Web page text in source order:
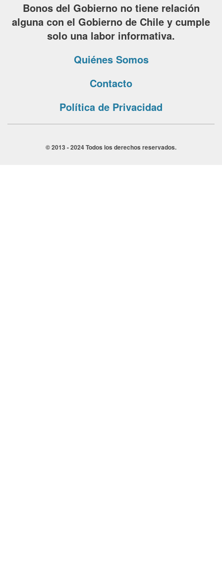
Bonos del Gobierno no tiene relación
alguna con el Gobierno de Chile y cumple
solo una labor informativa.
Quiénes Somos
Contacto
Política de Privacidad
© 2013 - 2024 Todos los derechos reservados.